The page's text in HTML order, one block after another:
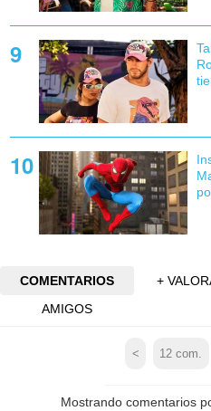
COMENTARIOS
+
AMIGOS
< 12 com.
Mostrando comentarios